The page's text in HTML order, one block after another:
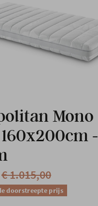
Mono
-
€ 1.015,00
doorstreepte prijs